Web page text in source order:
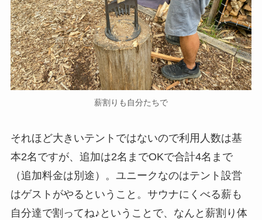
薪割りも自分たちで
それほど大きいテントではないので利用人数は基
本2名ですが、追加は2名までOKで合計4名まで
（追加料金は別途）。ユニークなのはテント設営
はゲストがやるということ。サウナにくべる薪も
自分達で割ってね♪ということで、なんと薪割り体